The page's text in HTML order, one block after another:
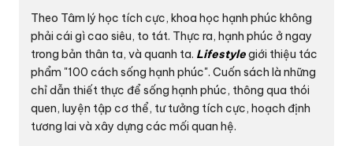
Theo Tâm lý học tích cực, khoa học hạnh phúc không
phải cái gì cao siêu, to tát. Thực ra, hạnh phúc ở ngay
trong bản thân ta, và quanh ta. Lifestylegiới thiệu tác
phẩm "100 cách sống hạnh phúc". Cuốn sách là những
chỉ dẫn thiết thực để sống hạnh phúc, thông qua thói
quen, luyện tập cơ thể, tư tưởng tích cực, hoạch định
tương lai và xây dựng các mối quan hệ.